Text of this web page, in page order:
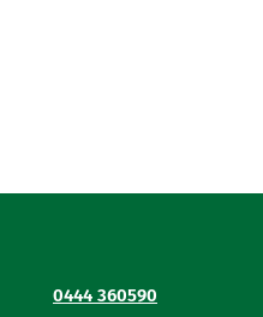
0444 360590